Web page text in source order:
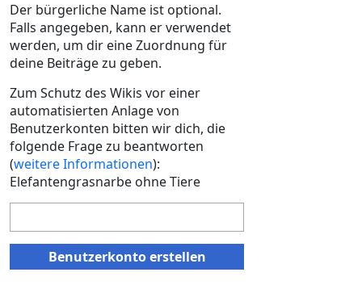
Der bürgerliche Name ist optional.
Falls angegeben, kann er verwendet
werden, um dir eine Zuordnung für
deine Beiträge zu geben.
Zum Schutz des Wikis vor einer
automatisierten Anlage von
Benutzerkonten bitten wir dich, die
folgende Frage zu beantworten
(weitere Informationen):
Elefantengrasnarbe ohne Tiere
Benutzerkonto erstellen